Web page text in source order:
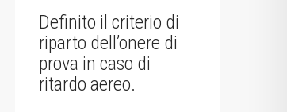
Definito il criterio di
riparto dell’onere di
prova in caso di
ritardo aereo.